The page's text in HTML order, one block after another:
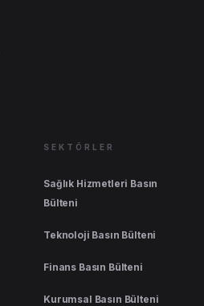
SEKTÖRLER
Sağlık Hizmetleri Basın
Bülteni
Teknoloji Basın Bülteni
Finans Basın Bülteni
Kurumsal Basın Bülteni